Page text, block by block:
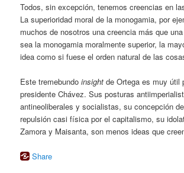
Todos, sin excepción, tenemos creencias en
La superioridad moral de la monogamia, por
muchos de nosotros una creencia más que
sea la monogamia moralmente superior, la
idea como si fuese el orden natural de las
Este tremebundoinsight de Ortega es muy útil
presidente Chávez. Sus posturas
antineoliberales y socialistas, su concepción
repulsión casi física por el capitalismo, su
Zamora y Maisanta, son menos ideas que
Share